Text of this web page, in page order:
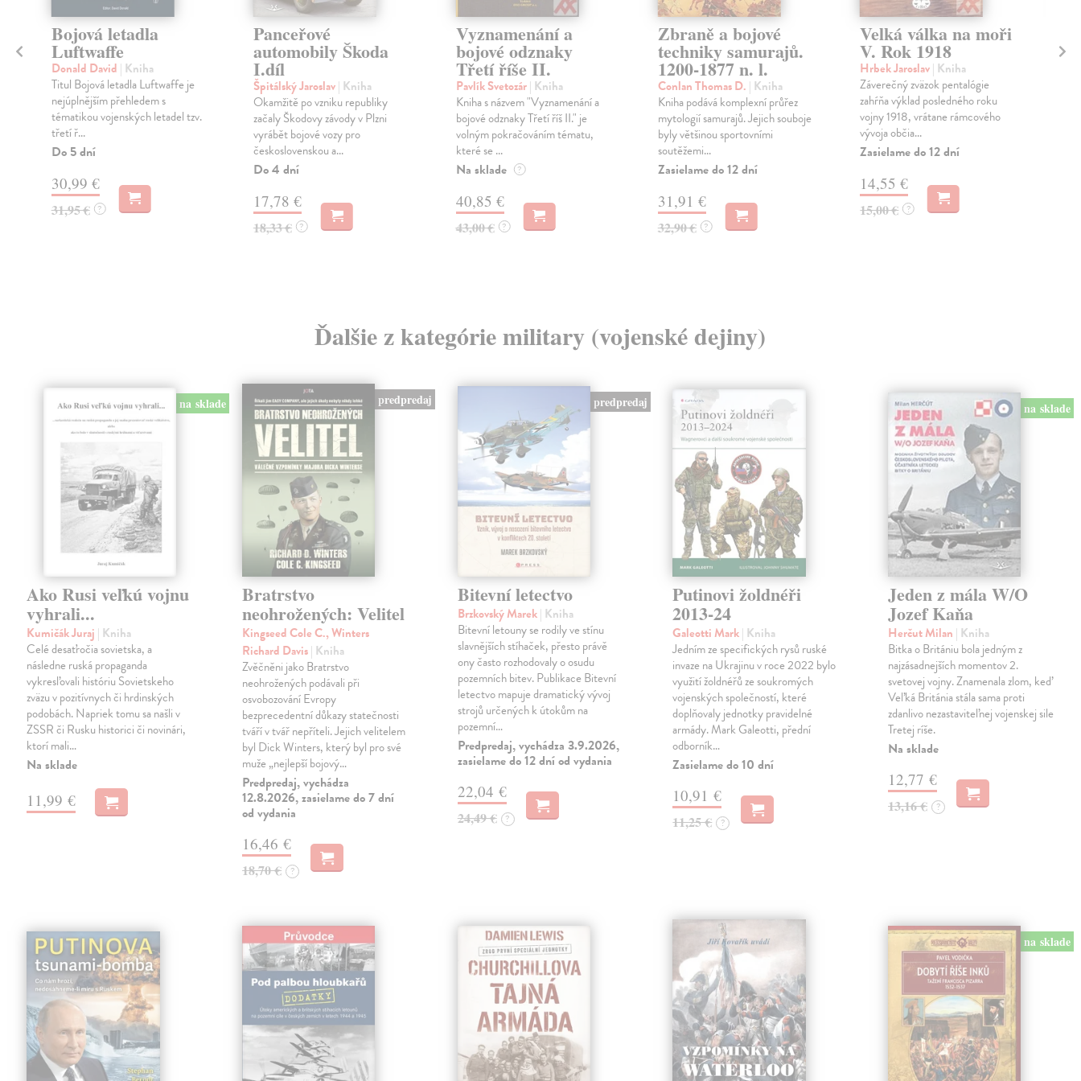
Bojová letadla
Luftwaffe
Donald David | Kniha
Titul Bojová letadla Luftwaffe je
nejúplnějším přehledem s
tématikou vojenských letadel tzv.
třetí ř...
Do 5 dní
30,99 €
31,95 € ?
Panceřové
automobily Škoda
I.díl
Špitálský Jaroslav| Kniha
Okamžitě po vzniku republiky
začaly Škodovy závody v Plzni
vyrábět bojové vozy pro
československou a...
Do 4 dní
17,78 €
18,33 € ?
Vyznamenání a
bojové odznaky
Třetí říše II.
Pavlík Svetozár| Kniha
Kniha s názvem "Vyznamenání a
bojové odznaky Třetí říš II." je
volným pokračováním tématu,
které se ...
Na sklade ?
40,85 €
43,00 € ?
Zbraně a bojové
techniky samurajů.
1200-1877 n. l.
Conlan Thomas D. | Kniha
Kniha podává komplexní průřez
mytologií samurajů. Jejich souboje
byly většinou sportovními
soutěžemi...
Zasielame do 12 dní
31,91 €
32,90 € ?
Velká válka na moři
V. Rok 1918
Hrbek Jaroslav| Kniha
Záverečný zväzok pentalógie
zahŕňa výklad posledného roku
vojny 1918, vrátane rámcového
vývoja občia...
Zasielame do 12 dní
14,55 €
15,00 € ?
Ďalšie z kategórie military (vojenské dejiny)
na sklade
Ako Rusi veľkú vojnu
vyhrali...
Kumičák Juraj | Kniha
Celé desaťročia sovietska, a
následne ruská propaganda
vykresľovali históriu Sovietskeho
zväzu v pozitívnych či hrdinských
podobách. Napriek tomu sa našli v
ZSSR či Rusku historici či novinári,
ktorí mali…
Na sklade
11,99 €
predpredaj
Bratrstvo
neohrožených: Velitel
Kingseed Cole C., Winters
Richard Davis| Kniha
Zvěčněni jako Bratrstvo
neohrožených podávali při
osvobozování Evropy
bezprecedentní důkazy statečnosti
tváří v tvář nepříteli. Jejich velitelem
byl Dick Winters, který byl pro své
muže „nejlepší bojový…
Predpredaj, vychádza
12.8.2026, zasielame do 7 dní
od vydania
16,46 €
18,70 € ?
predpredaj
Bitevní letectvo
Brzkovský Marek| Kniha
Bitevní letouny se rodily ve stínu
slavnějších stíhaček, přesto právě
ony často rozhodovaly o osudu
pozemních bitev. Publikace Bitevní
letectvo mapuje dramatický vývoj
strojů určených k útokům na
pozemní…
Predpredaj, vychádza 3.9.2026,
zasielame do 12 dní od vydania
22,04 €
24,49 € ?
Putinovi žoldnéři
2013-24
Galeotti Mark| Kniha
Jedním ze specifických rysů ruské
invaze na Ukrajinu v roce 2022 bylo
využití žoldnéřů ze soukromých
vojenských společností, které
doplňovaly jednotky pravidelné
armády. Mark Galeotti, přední
odborník…
Zasielame do 10 dní
10,91 €
11,25 € ?
na sklade
Jeden z mála W/O
Jozef Kaňa
Herčut Milan | Kniha
Bitka o Britániu bola jedným z
najzásadnejších momentov 2.
svetovej vojny. Znamenala zlom, keď
Veľká Británia stála sama proti
zdanlivo nezastaviteľnej vojenskej sile
Tretej ríše.
Na sklade
12,77 €
13,16 € ?
na sklade